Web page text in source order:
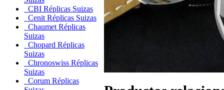
CBI Réplicas Suizas
Cenit Réplicas Suizas
Chaumet Réplicas
Suizas
Chopard Réplicas
Suizas
Chronoswiss Réplicas
Suizas
Corum Réplicas